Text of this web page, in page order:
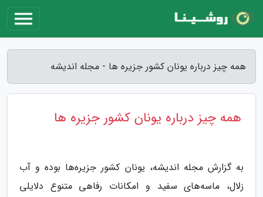
همه چیز درباره یونان کشور جزیره ها - مجله اندیشه
همه چیز درباره یونان کشور جزیره ها
به گزارش مجله اندیشه، یونان کشور جزیره‌ها بوده و آب
زلال، ماسه‌های سفید و امکانات رفاهی متنوع دلایلی